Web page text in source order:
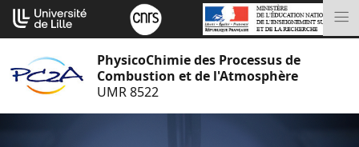
Aller
au
contenu
PhysicoChimie des Processus de
Combustion et de l'Atmosphère
UMR 8522
Cookies management panel